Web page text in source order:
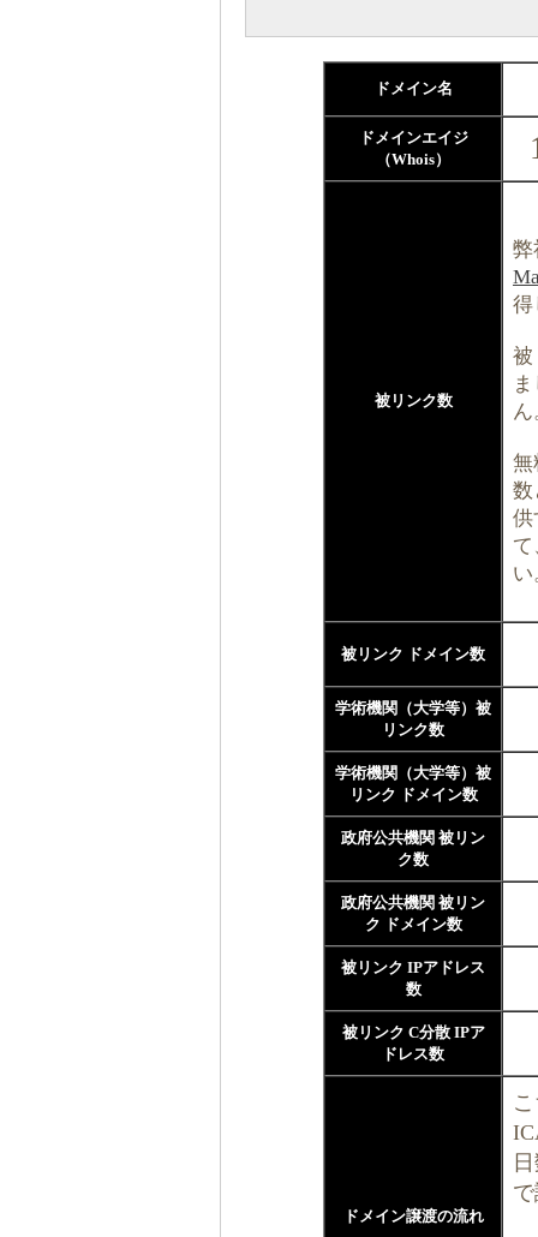
ドメイン名
ドメインエイジ
（Whois）
被リンク数
弊
得
被
無
数
供
い
被リンク ドメイン数
学術機関（大学等）被
リンク数
学術機関（大学等）被
リンク ドメイン数
政府公共機関 被リン
ク数
政府公共機関 被リン
ク ドメイン数
被リンク IPアドレス
数
被リンク C分散 IPア
ドレス数
ドメイン譲渡の流れ